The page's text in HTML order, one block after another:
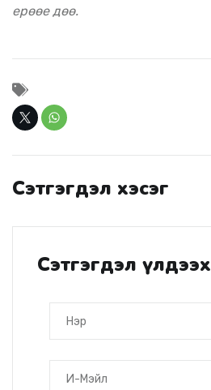
ерөөе дөө.
Сэтгэгдэл хэсэг
Сэтгэгдэл үлдээх